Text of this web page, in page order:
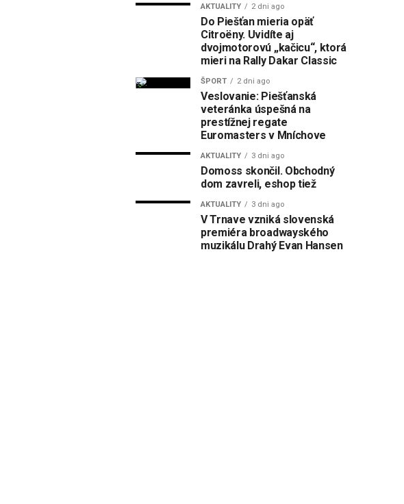
AKTUALITY 2 dni ago
Do Piešťan mieria opäť
Citroëny. Uvidíte aj
dvojmotorovú „kačicu“, ktorá
mieri na Rally Dakar Classic
ŠPORT 2 dni ago
Veslovanie: Piešťanská
veteránka úspešná na
prestížnej regate
Euromasters v Mníchove
AKTUALITY 3 dni ago
Domoss skončil. Obchodný
dom zavreli, eshop tiež
AKTUALITY 3 dni ago
V Trnave vzniká slovenská
premiéra broadwayského
muzikálu Drahý Evan Hansen